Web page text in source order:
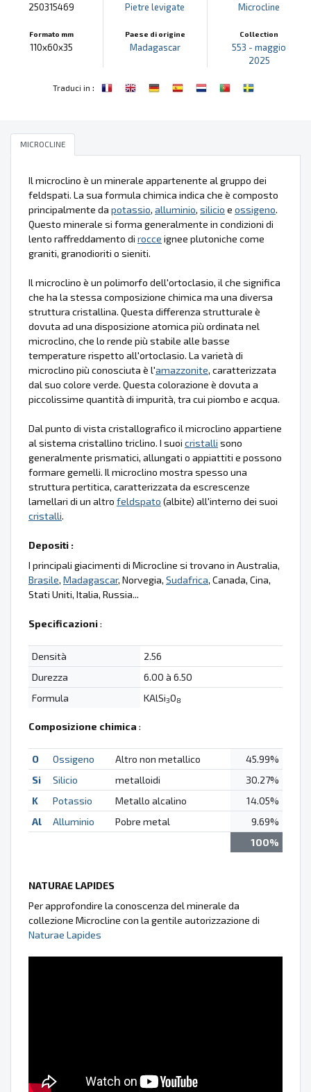
250315469
Formato mm
110x60x35
Pietre levigate
Paese di origine
Madagascar
Microcline
Collection
553 - maggio
2025
Traduci in :
MICROCLINE
Il microclino è un minerale appartenente al gruppo dei
feldspati. La sua formula chimica indica che è composto
principalmente da potassio, alluminio, silicio e ossigeno.
Questo minerale si forma generalmente in condizioni di
lento raffreddamento di rocce ignee plutoniche come
graniti, granodioriti o sieniti.
Il microclino è un polimorfo dell'ortoclasio, il che significa
che ha la stessa composizione chimica ma una diversa
struttura cristallina. Questa differenza strutturale è
dovuta ad una disposizione atomica più ordinata nel
microclino, che lo rende più stabile alle basse
temperature rispetto all'ortoclasio. La varietà di
microclino più conosciuta è l'amazzonite, caratterizzata
dal suo colore verde. Questa colorazione è dovuta a
piccolissime quantità di impurità, tra cui piombo e acqua.
Dal punto di vista cristallografico il microclino appartiene
al sistema cristallino triclino. I suoi cristalli sono
generalmente prismatici, allungati o appiattiti e possono
formare gemelli. Il microclino mostra spesso una
struttura pertitica, caratterizzata da escrescenze
lamellari di un altro feldspato (albite) all'interno dei suoi
cristalli.
Depositi :
I principali giacimenti di Microcline si trovano in Australia,
Brasile, Madagascar, Norvegia, Sudafrica, Canada, Cina,
Stati Uniti, Italia, Russia...
Specificazioni:
Densità
2.56
Durezza
6.00 à 6.50
Formula
KAlSi3O8
Composizione chimica :
O Ossigeno Altro non metallico
45.99%
Si
Silicio metalloidi
30.27%
K
Potassio Metallo alcalino
14.05%
Al
Alluminio Pobre metal
9.69%
100%
NATURAE LAPIDES
Per approfondire la conoscenza del minerale da
collezione Microcline con la gentile autorizzazione di
Naturae Lapides